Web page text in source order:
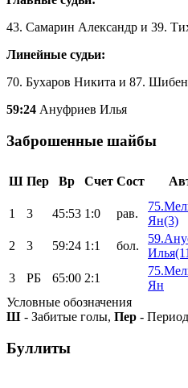
43. Самарин Александр и 39.
Линейные судьи:
70. Бухаров Никита и 87.
59:24 Ануфриев Илья
Заброшенные шайбы
Ш Пер Вр Счет Сост
1 3 45:53 1:0 рав.
Ян(3)
2
3 59:24 1:1 бол.
3
РБ 65:00 2:1
Ян
Условные обозначения
Ш - Забитые голы, Пер - Период
Буллиты